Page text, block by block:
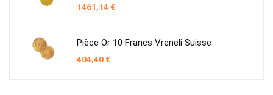
1461,14 €
Pièce Or 10 Francs Vreneli Suisse
404,40€